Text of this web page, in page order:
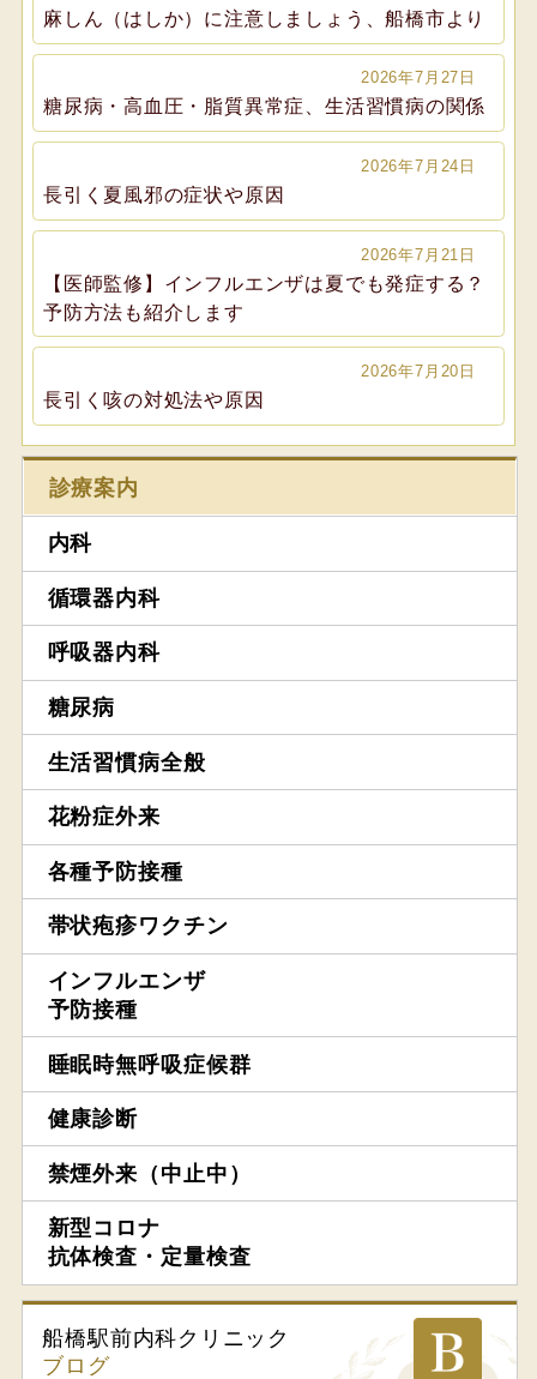
麻しん（はしか）に注意しましょう、船橋市より
2026年7月27日
糖尿病・高血圧・脂質異常症、生活習慣病の関係
2026年7月24日
長引く夏風邪の症状や原因
2026年7月21日
【医師監修】インフルエンザは夏でも発症する？
予防方法も紹介します
2026年7月20日
長引く咳の対処法や原因
診療案内
内科
循環器内科
呼吸器内科
糖尿病
生活習慣病全般
花粉症外来
各種予防接種
帯状疱疹ワクチン
インフルエンザ
予防接種
睡眠時無呼吸症候群
健康診断
禁煙外来（中止中）
新型コロナ
抗体検査・定量検査
船橋駅前内科クリニック
ブログ